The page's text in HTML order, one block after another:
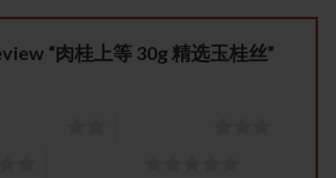
“肉桂上等 30g 精选玉桂丝”